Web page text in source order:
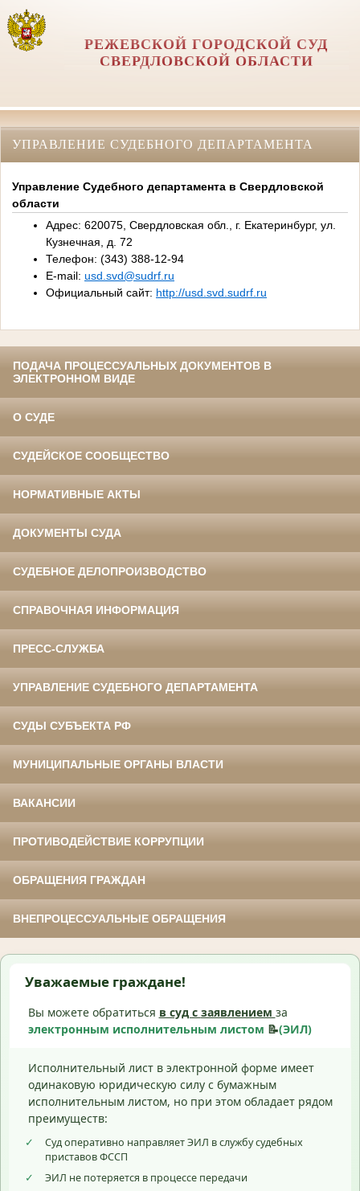
РЕЖЕВСКОЙ ГОРОДСКОЙ СУД
СВЕРДЛОВСКОЙ ОБЛАСТИ
УПРАВЛЕНИЕ СУДЕБНОГО ДЕПАРТАМЕНТА
Управление Судебного департамента в Свердловской
области
Адрес: 620075, Свердловская обл., г. Екатеринбург, ул.
Кузнечная, д. 72
Телефон: (343) 388-12-94
E-mail: usd.svd@sudrf.ru
Официальный сайт: http://usd.svd.sudrf.ru
ПОДАЧА ПРОЦЕССУАЛЬНЫХ ДОКУМЕНТОВ В
ЭЛЕКТРОННОМ ВИДЕ
О СУДЕ
СУДЕЙСКОЕ СООБЩЕСТВО
НОРМАТИВНЫЕ АКТЫ
ДОКУМЕНТЫ СУДА
СУДЕБНОЕ ДЕЛОПРОИЗВОДСТВО
СПРАВОЧНАЯ ИНФОРМАЦИЯ
ПРЕСС-СЛУЖБА
УПРАВЛЕНИЕ СУДЕБНОГО ДЕПАРТАМЕНТА
СУДЫ СУБЪЕКТА РФ
МУНИЦИПАЛЬНЫЕ ОРГАНЫ ВЛАСТИ
ВАКАНСИИ
ПРОТИВОДЕЙСТВИЕ КОРРУПЦИИ
ОБРАЩЕНИЯ ГРАЖДАН
ВНЕПРОЦЕССУАЛЬНЫЕ ОБРАЩЕНИЯ
Уважаемые граждане!
Вы можете обратиться в суд с заявлением за
электронным исполнительным листом 📝(ЭИЛ)
Исполнительный лист в электронной форме имеет
одинаковую юридическую силу с бумажным
исполнительным листом, но при этом обладает рядом
преимуществ:
✓
Суд оперативно направляет ЭИЛ в службу судебных
приставов ФССП
✓
ЭИЛ не потеряется в процессе передачи